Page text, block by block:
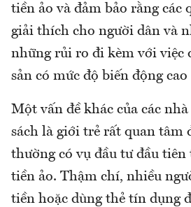
tiền ảo và đảm bảo rằng các
giải thích cho người dân và
những rủi ro đi kèm với việc
sản có mức độ biến động cao
Một vấn đề khác của các
sách là giới trẻ rất quan tâm
thường có vụ đầu tư đầu
tiền ảo. Thậm chí, nhiều
tiền hoặc dùng thẻ tín dụng